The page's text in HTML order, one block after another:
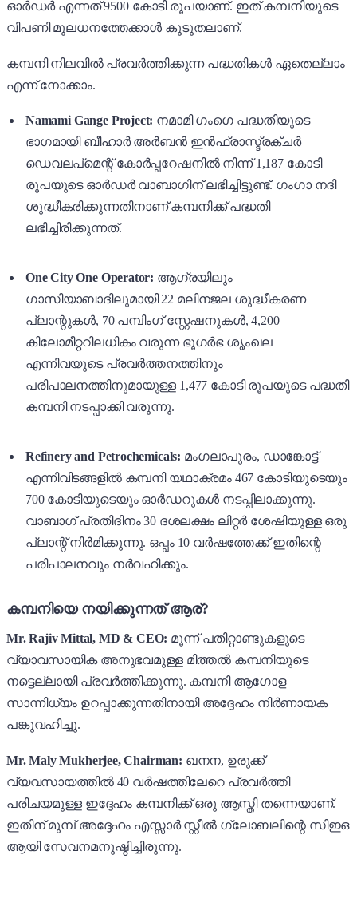
ഓർഡർ എന്നത് 9500 കോടി രൂപയാണ്. ഇത് കമ്പനിയുടെ
വിപണി മൂലധനത്തേക്കാൾ കൂടുതലാണ്.
കമ്പനി നിലവിൽ പ്രവർത്തിക്കുന്ന പദ്ധതികൾ ഏതെല്ലാം
എന്ന് നോക്കാം.
Namami Gange Project: നമാമി ഗംഗെ പദ്ധതിയുടെ
ഭാഗമായി ബീഹാർ അർബൻ ഇൻഫ്രാസ്ട്രക്ചർ
ഡെവലപ്‌മെന്റ് കോർപ്പറേഷനിൽ നിന്ന് 1,187 കോടി
രൂപയുടെ ഓർഡർ വാബാഗിന് ലഭിച്ചിട്ടുണ്ട്. ഗംഗാ നദി
ശുദ്ധീകരിക്കുന്നതിനാണ് കമ്പനിക്ക് പദ്ധതി
ലഭിച്ചിരിക്കുന്നത്.
One City One Operator: ആഗ്രയിലും
ഗാസിയാബാദിലുമായി 22 മലിനജല ശുദ്ധീകരണ
പ്ലാന്റുകൾ, 70 പമ്പിംഗ് സ്റ്റേഷനുകൾ, 4,200
കിലോമീറ്ററിലധികം വരുന്ന ഭൂഗർഭ ശൃംഖല
എന്നിവയുടെ പ്രവർത്തനത്തിനും
പരിപാലനത്തിനുമായുള്ള 1,477 കോടി രൂപയുടെ പദ്ധതി
കമ്പനി നടപ്പാക്കി വരുന്നു.
Refinery and Petrochemicals: മംഗലാപുരം, ഡാങ്കോട്ട്
എന്നിവിടങ്ങളിൽ കമ്പനി യഥാക്രമം 467 കോടിയുടെയും
700 കോടിയുടെയും ഓർഡറുകൾ നടപ്പിലാക്കുന്നു.
വാബാഗ് പ്രതിദിനം 30 ദശലക്ഷം ലിറ്റർ ശേഷിയുള്ള ഒരു
പ്ലാന്റ് നിർമിക്കുന്നു. ഒപ്പം 10 വർഷത്തേക്ക് ഇതിന്റെ
പരിപാലനവും നർവഹിക്കും.
കമ്പനിയെ നയിക്കുന്നത് ആര്?
Mr. Rajiv Mittal, MD & CEO: മൂന്ന് പതിറ്റാണ്ടുകളുടെ
വ്യാവസായിക അനുഭവമുള്ള മിത്തൽ കമ്പനിയുടെ
നട്ടെല്ലായി പ്രവർത്തിക്കുന്നു. കമ്പനി ആഗോള
സാന്നിധ്യം ഉറപ്പാക്കുന്നതിനായി അദ്ദേഹം നിർണായക
പങ്കുവഹിച്ചു.
Mr. Maly Mukherjee, Chairman: ഖനന, ഉരുക്ക്
വ്യവസായത്തിൽ 40 വർഷത്തിലേറെ പ്രവർത്തി
പരിചയമുള്ള ഇദ്ദേഹം കമ്പനിക്ക് ഒരു ആസ്തി തന്നെയാണ്.
ഇതിന് മുമ്പ് അദ്ദേഹം എസ്സാർ സ്റ്റീൽ ഗ്ലോബലിന്റെ സിഇഒ
ആയി സേവനമനുഷ്ഠിച്ചിരുന്നു.